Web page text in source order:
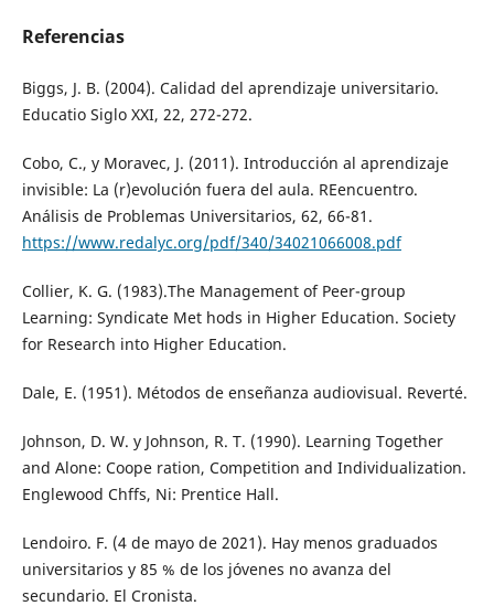
Referencias
Biggs, J. B. (2004). Calidad del aprendizaje universitario.
Educatio Siglo XXI, 22, 272-272.
Cobo, C., y Moravec, J. (2011). Introducción al aprendizaje
invisible: La (r)evolución fuera del aula. REencuentro.
Análisis de Problemas Universitarios, 62, 66-81.
https://www.redalyc.org/pdf/340/34021066008.pdf
Collier, K. G. (1983).The Management of Peer-group
Learning: Syndicate Met hods in Higher Education. Society
for Research into Higher Education.
Dale, E. (1951). Métodos de enseñanza audiovisual. Reverté.
Johnson, D. W. y Johnson, R. T. (1990). Learning Together
and Alone: Coope ration, Competition and Individualization.
Englewood Chffs, Ni: Prentice Hall.
Lendoiro. F. (4 de mayo de 2021). Hay menos graduados
universitarios y 85 % de los jóvenes no avanza del
secundario. El Cronista.